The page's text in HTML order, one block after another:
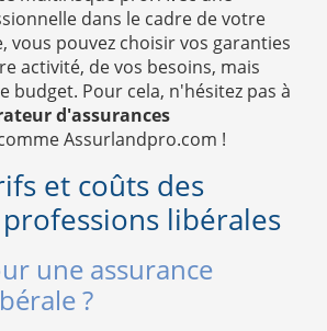
dans le cadre de votre
vous pouvez choisir vos garanties
activité, de vos besoins, mais
budget. Pour cela, n'hésitez pas à
d'assurances
Assurlandpro.com !
et coûts des
libérales
une assurance
?